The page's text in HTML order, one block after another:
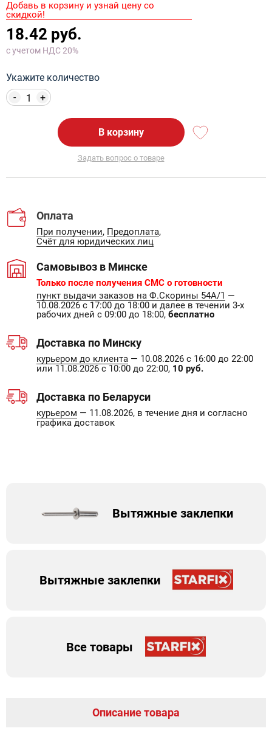
Добавь в корзину и узнай цену со
скидкой!
18.42 руб.
с учетом НДС 20%
Укажите количество
+
-
В корзину
Задать вопрос о товаре
Оплата
При получении, Предоплата,
Счёт для юридических лиц
Самовывоз в Минске
Только после получения СМС о готовности
пункт выдачи заказов на Ф.Скорины 54А/1 —
10.08.2026 с 17:00 до 18:00 и далее в течении 3-х
рабочих дней с 09:00 до 18:00, бесплатно
Доставка по Минску
курьером до клиента — 10.08.2026 с 16:00 до 22:00
или 11.08.2026 с 10:00 до 22:00, 10 руб.
Доставка по Беларуси
курьером — 11.08.2026, в течение дня и согласно
графика доставок
Вытяжные заклепки
Вытяжные заклепки
Все товары
Описание товара